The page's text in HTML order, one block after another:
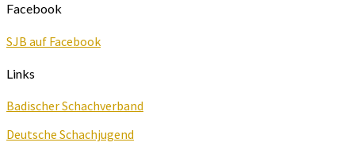
Facebook
SJB auf Facebook
Links
Badischer Schachverband
Deutsche Schachjugend